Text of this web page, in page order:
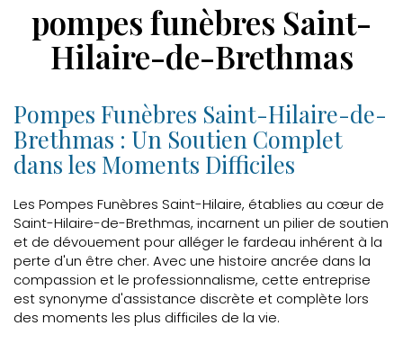
pompes funèbres Saint-
Hilaire-de-Brethmas
Pompes Funèbres Saint-Hilaire-de-
Brethmas : Un Soutien Complet
dans les Moments Difficiles
Les Pompes Funèbres Saint-Hilaire, établies au cœur de
Saint-Hilaire-de-Brethmas, incarnent un pilier de soutien
et de dévouement pour alléger le fardeau inhérent à la
perte d'un être cher. Avec une histoire ancrée dans la
compassion et le professionnalisme, cette entreprise
est synonyme d'assistance discrète et complète lors
des moments les plus difficiles de la vie.